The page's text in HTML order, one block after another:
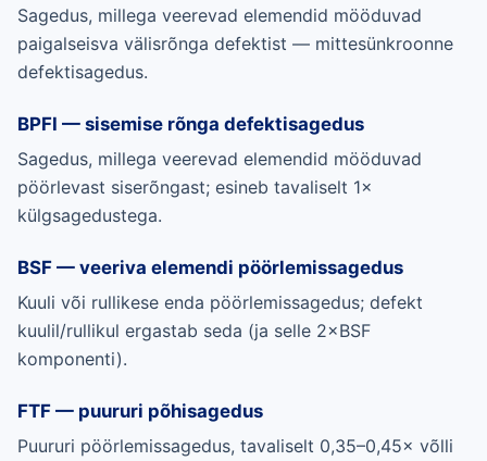
Sagedus, millega veerevad elemendid mööduvad
paigalseisva välisrõnga defektist — mittesünkroonne
defektisagedus.
BPFI — sisemise rõnga defektisagedus
Sagedus, millega veerevad elemendid mööduvad
pöörlevast siserõngast; esineb tavaliselt 1×
külgsagedustega.
BSF — veeriva elemendi pöörlemissagedus
Kuuli või rullikese enda pöörlemissagedus; defekt
kuulil/rullikul ergastab seda (ja selle 2×BSF
komponenti).
FTF — puururi põhisagedus
Puururi pöörlemissagedus, tavaliselt 0,35–0,45× võlli